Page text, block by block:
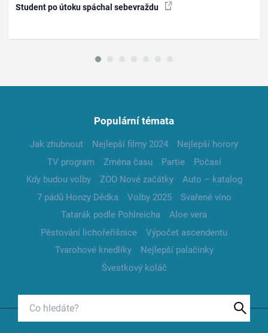
Student po útoku spáchal sebevraždu
Populární témata
Jak zhubnout Nejlepší filmy 2024
Nejlepší horory
TV program
Změna času Partie
Počasí
Kdy budou volby
ZOO Nové začátky
Auto – katalog
7 pádů Honzy Dědka
Volby 2025
Svařené víno
Tatarák podle Pohlreicha
Aloe vera
Pěstování lichořeřišnice
Výpočet ascendentu
Tvarohové knedlíky
Nejlepší palačinky
Švestkový koláč